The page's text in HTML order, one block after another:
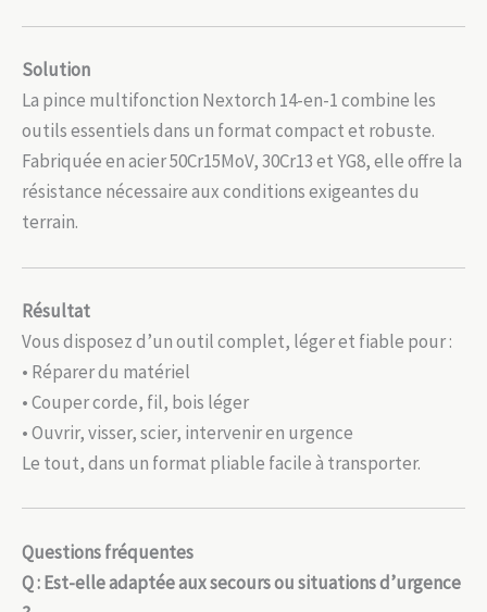
Solution
La pince multifonction Nextorch 14-en-1 combine les
outils essentiels dans un format compact et robuste.
Fabriquée en acier 50Cr15MoV, 30Cr13 et YG8, elle offre la
résistance nécessaire aux conditions exigeantes du
terrain.
Résultat
Vous disposez d’un outil complet, léger et fiable pour :
• Réparer du matériel
• Couper corde, fil, bois léger
• Ouvrir, visser, scier, intervenir en urgence
Le tout, dans un format pliable facile à transporter.
Questions fréquentes
Q : Est-elle adaptée aux secours ou situations d’urgence